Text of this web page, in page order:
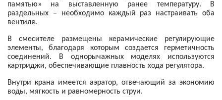
памятью» на выставленную ранее температуру. В
раздельных – необходимо каждый раз настраивать оба
вентиля.
В смесителе размещены керамические регулирующие
элементы, благодаря которым создается герметичность
соединений. В однорычажных моделях используются
картриджи, обеспечивающие плавность хода регулятора.
Внутри крана имеется аэратор, отвечающий за экономию
воды, мягкость и равномерность струи.